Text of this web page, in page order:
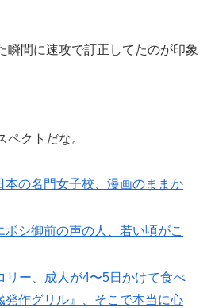
瞬間に速攻で訂正してたのが印象
ペクトだな。
本の名門女子校、漫画のままか
ボシ御前の声の人、若い頃がこ
リー、成人が4〜5日かけて食べ
発作グリル』、そこで本当に心